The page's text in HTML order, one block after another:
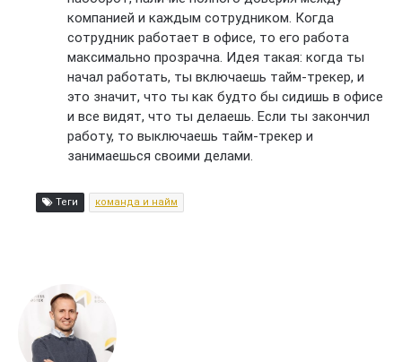
компанией и каждым сотрудником. Когда
сотрудник работает в офисе, то его работа
максимально прозрачна. Идея такая: когда ты
начал работать, ты включаешь тайм-трекер, и
это значит, что ты как будто бы сидишь в офисе
и все видят, что ты делаешь. Если ты закончил
работу, то выключаешь тайм-трекер и
занимаешься своими делами.
Теги команда и найм